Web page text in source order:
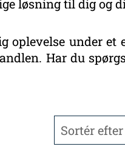
løsning til dig og
oplevelse under et
Har du